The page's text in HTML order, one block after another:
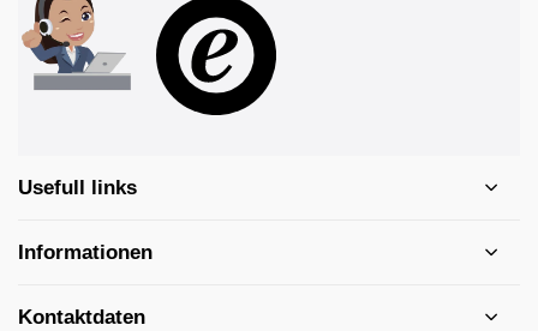
Usefull links
Informationen
Kontaktdaten